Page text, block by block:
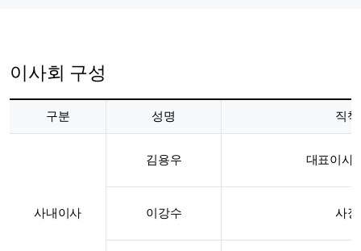
이사회 구성
성명,
구분 성명 직책
사내이사
김용우 대표이사
이강수 사장